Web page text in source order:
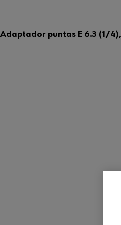
Adaptador puntas E 6.3 (1/